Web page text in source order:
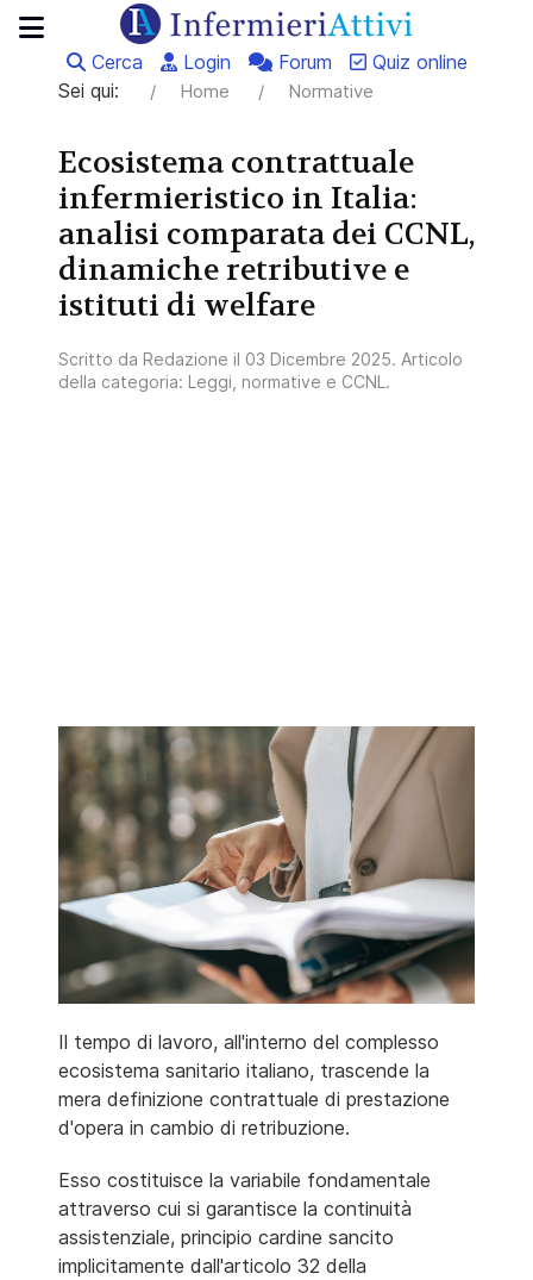
Cerca Login Forum
Quiz online
Sei qui:
Home Normative
Ecosistema contrattuale
infermieristico in Italia:
analisi comparata dei CCNL,
dinamiche retributive e
istituti di welfare
Scritto da Redazione il 03 Dicembre 2025. Articolo
della categoria: Leggi, normative e CCNL .
Il tempo di lavoro, all'interno del complesso
ecosistema sanitario italiano, trascende la
mera definizione contrattuale di prestazione
d'opera in cambio di retribuzione.
Esso costituisce la variabile fondamentale
attraverso cui si garantisce la continuità
assistenziale, principio cardine sancito
implicitamente dall'articolo 32 della